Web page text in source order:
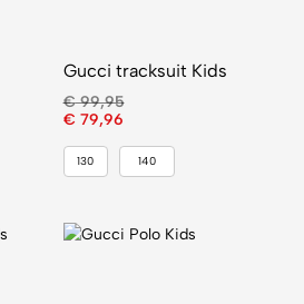
Gucci tracksuit Kids
€99,95
€ 79,96
130 140